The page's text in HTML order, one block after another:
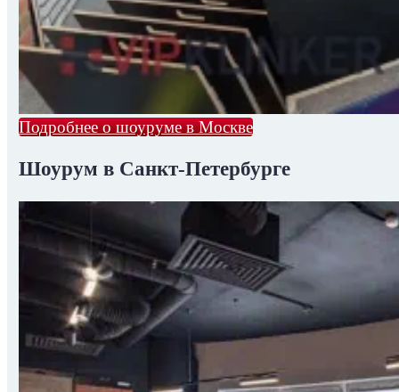
Подробнее о шоуруме в Москве
Шоурум в Санкт-Петербурге